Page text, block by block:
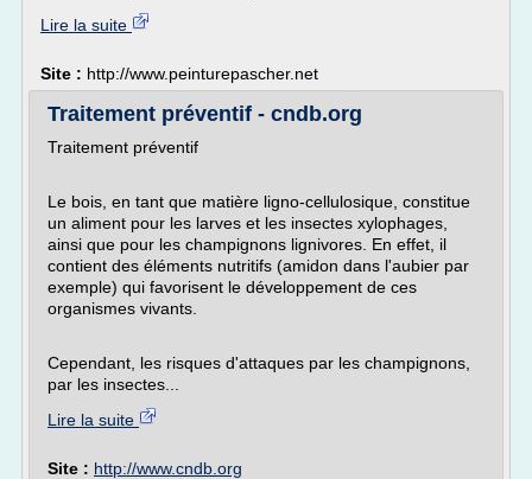
Lire la suite
Site : http://www.peinturepascher.net
Traitement préventif - cndb.org
Traitement préventif
Le bois, en tant que matière ligno-cellulosique, constitue
un aliment pour les larves et les insectes xylophages,
ainsi que pour les champignons lignivores. En effet, il
contient des éléments nutritifs (amidon dans l'aubier par
exemple) qui favorisent le développement de ces
organismes vivants.
Cependant, les risques d'attaques par les champignons,
par les insectes...
Lire la suite
Site : http://www.cndb.org